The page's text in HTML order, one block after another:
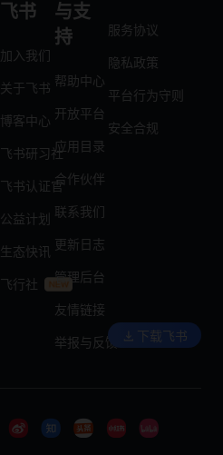
飞书
加入我们
关于飞书
博客中心
飞书研习社
飞书认证官
公益计划
生态快讯
飞行社
与支
持
帮助中心
开放平台
应用目录
合作伙伴
联系我们
更新日志
管理后台
友情链接
举报与反馈
服务协议
隐私政策
平台行为守则
安全合规
下载飞书